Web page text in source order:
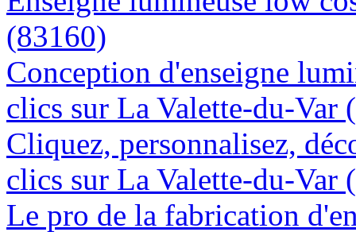
(83160)
Conception d'enseigne
clics sur La Valette-du-Var
Cliquez, personnalisez,
clics sur La Valette-du-Var
Le pro de la fabrication